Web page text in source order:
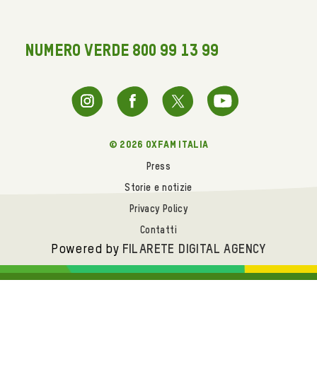
NUMERO VERDE 800 99 13 99
© 2026 oxfam italia
Press
Storie e notizie
Privacy Policy
Contatti
Powered by FILARETE DIGITAL AGENCY